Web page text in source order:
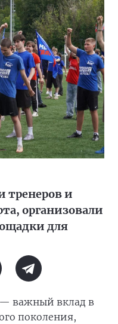
тренеров и
организовали
для
— важный вклад в
поколения,